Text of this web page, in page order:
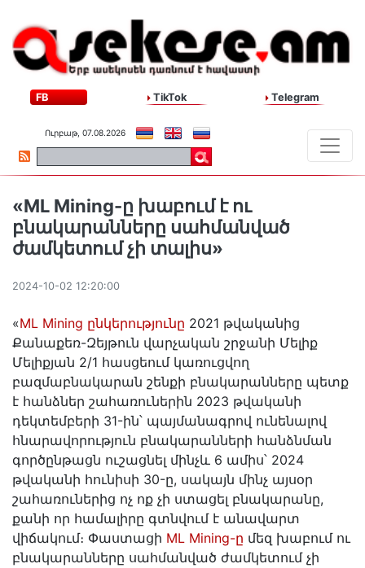
FB TikTok Telegram
Ուրբաթ, 07.08.2026
«ML Mining-ը խաբում է ու
բնակարանները սահմանված
ժամկետում չի տալիս»
2024-10-02 12:20:00
«ML Mining ընկերությունը 2021 թվականից
Քանաքեռ-Զեյթուն վարչական շրջանի Մելիք
Մելիքյան 2/1 հասցեում կառուցվող
բազմաբնակարան շենքի բնակարանները պետք
է հանձներ շահառուներին 2023 թվականի
դեկտեմբերի 31-ին՝ պայմանագրով ունենալով
հնարավորություն բնակարանների հանձնման
գործընթացն ուշացնել մինչև 6 ամիս՝ 2024
թվականի հունիսի 30-ը, սակայն մինչ այսօր
շահառուներից ոչ ոք չի ստացել բնակարանը,
քանի որ համալիրը գտնվում է անավարտ
վիճակում։ Փաստացի ML Mining-ը մեզ խաբում ու
բնակարանները սահմանված ժամկետում չի